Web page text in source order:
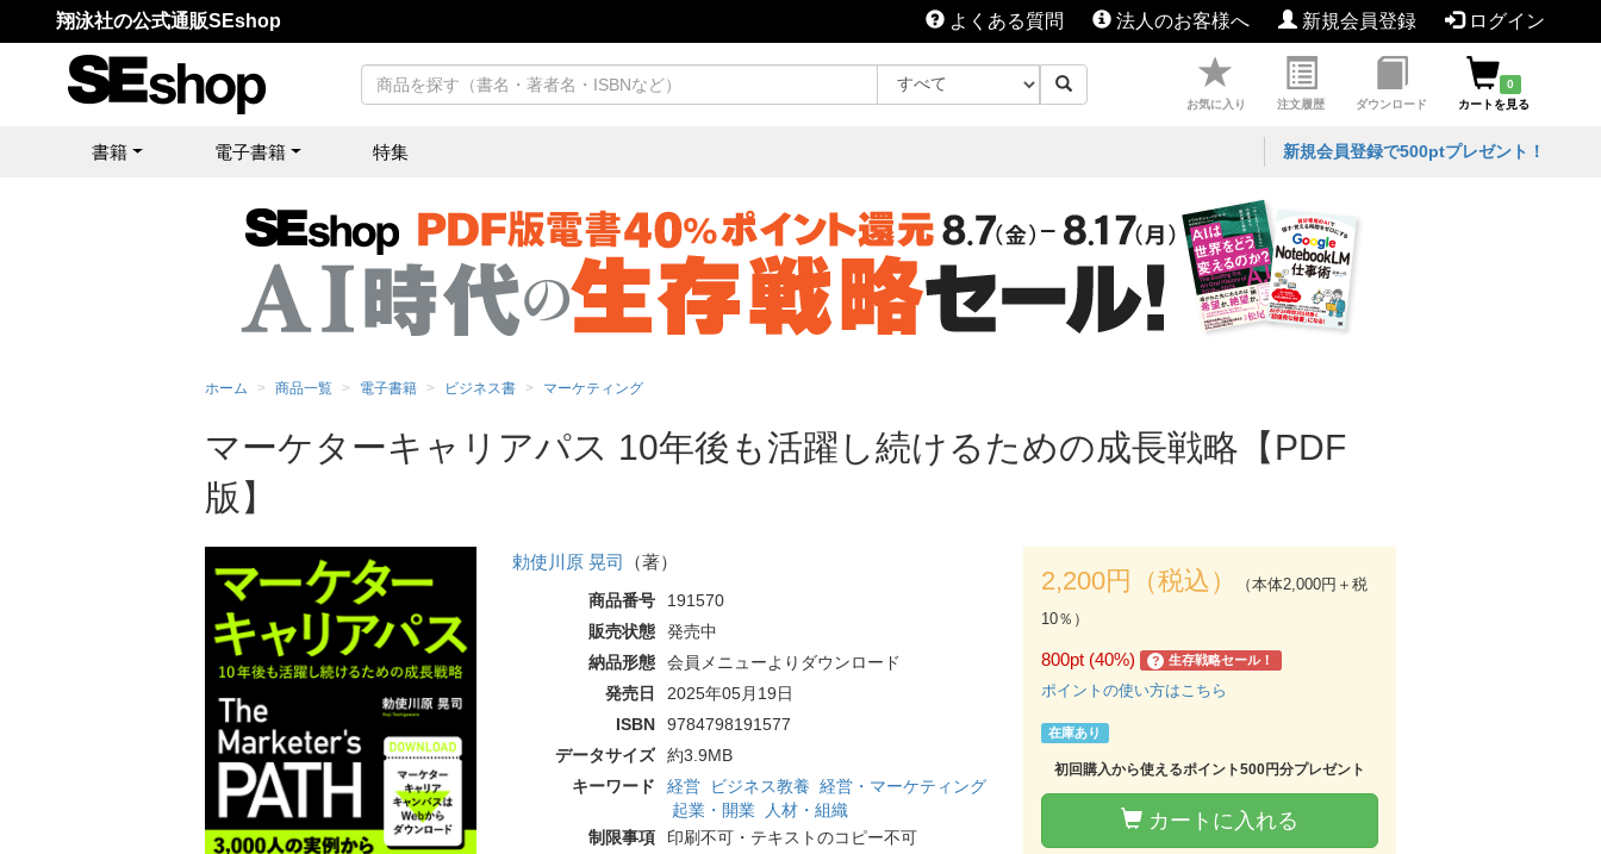
翔泳社の公式通販SEshop よくある質問 法人のお客様へ 新規会員登録 ログイン
お気に入り 注文履歴 ダウンロード
0
カートを見る
書籍 電子書籍 特集 新規会員登録で500ptプレゼント！
ホーム 商品一覧 電子書籍 ビジネス書 マーケティング
マーケターキャリアパス 10年後も活躍し続けるための成長戦略【PDF
版】
勅使川原 晃司 （著）
商品番号
191570
販売状態
発売中
納品形態
会員メニューよりダウンロード
発売日
2025年05月19日
ISBN
9784798191577
データサイズ
約3.9MB
キーワード
経営 ビジネス教養 経営・マーケティング
起業・開業
人材・組織
制限事項
印刷不可・テキストのコピー不可
2,200円（税込）
（本体2,000円＋税
10％）
800pt (40%) ? 生存戦略セール！
ポイントの使い方はこちら
在庫あり
初回購入から使えるポイント500円分プレゼント
カートに入れる